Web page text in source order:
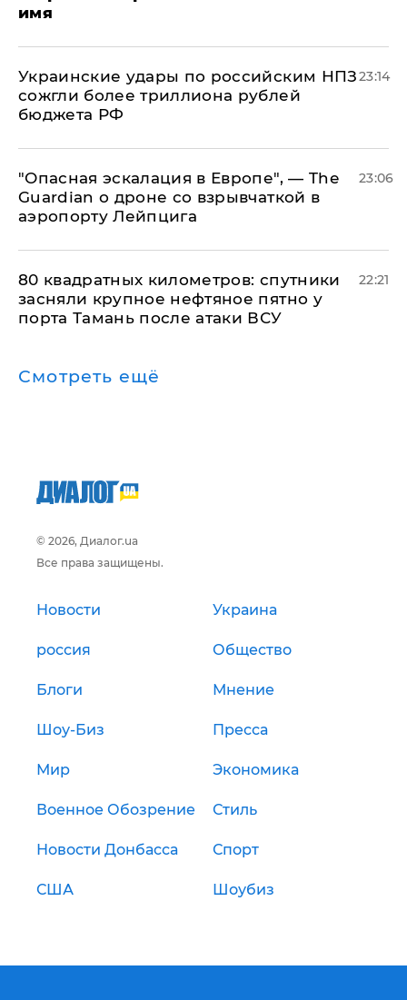
имя
Украинские удары по российским НПЗ
сожгли более триллиона рублей
бюджета РФ
23:14
"Опасная эскалация в Европе", — The
Guardian о дроне со взрывчаткой в
аэропорту Лейпцига
23:06
80 квадратных километров: спутники
засняли крупное нефтяное пятно у
порта Тамань после атаки ВСУ
22:21
Смотреть ещё
© 2026, Диалог.ua
Все права защищены.
Новости Украина
россия Общество
Блоги Мнение
Шоу-Биз Пресса
Мир Экономика
Военное Обозрение Стиль
Новости Донбасса Спорт
США Шоубиз